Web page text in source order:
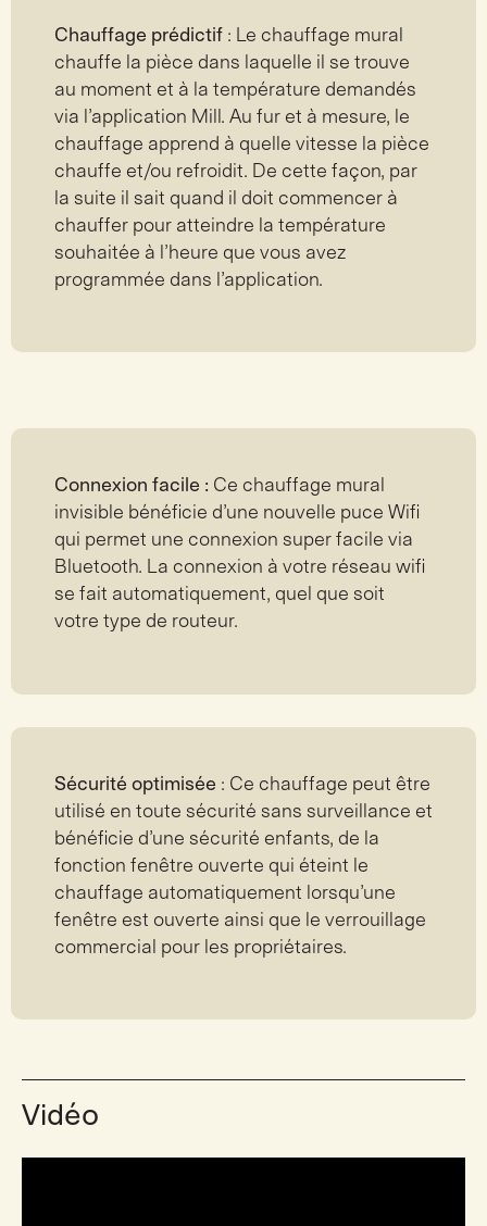
Chauffage prédictif : Le chauffage mural
chauffe la pièce dans laquelle il se trouve
au moment et à la température demandés
via l’application Mill . Au fur et à mesure, le
chauffage apprend à quelle vitesse la pièce
chauffe et/ou refroidit. De cette façon, par
la suite il sait quand il doit commencer à
chauffer pour atteindre la température
souhaitée à l’heure que vous avez
programmée dans l’application.
Connexion facile : Ce chauffage mural
invisible bénéficie d’une nouvelle puce Wifi
qui permet une connexion super facile via
Bluetooth. La connexion à votre réseau wifi
se fait automatiquement, quel que soit
votre type de routeur.
Sécurité optimisée : Ce chauffage peut être
utilisé en toute sécurité sans surveillance et
bénéficie d’une sécurité enfants, de la
fonction fenêtre ouverte qui éteint le
chauffage automatiquement lorsqu’une
fenêtre est ouverte ainsi que le verrouillage
commercial pour les propriétaires.
Vidéo